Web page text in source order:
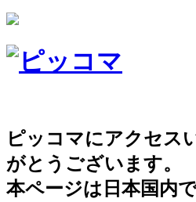
ピッコマにアクセス
がとうございます。
本ページは日本国内